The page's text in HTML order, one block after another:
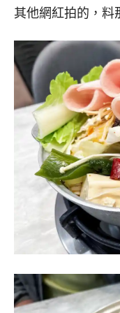
其他網紅拍的，料